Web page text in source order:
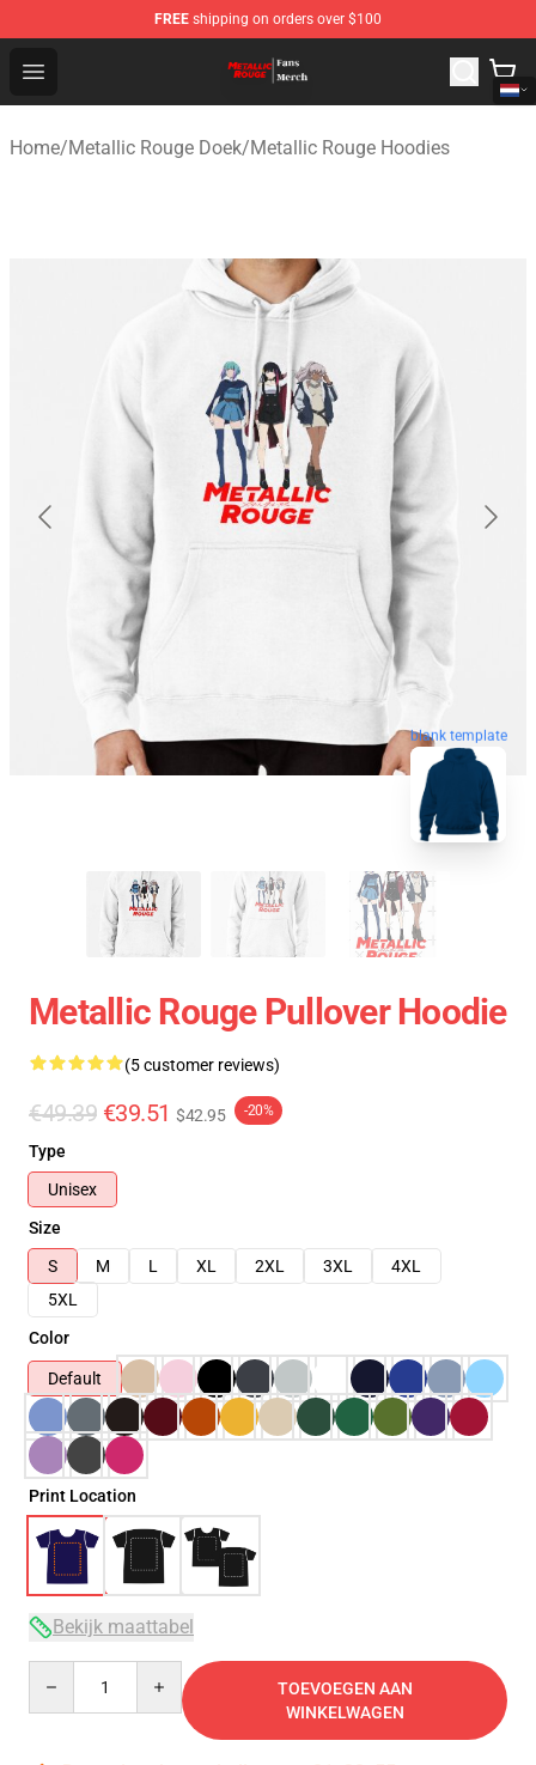
FREE shipping on orders over $100
Open menu
Metallic Rouge Store - Official Metallic Rouge
Home/Metallic Rouge Doek/Metallic Rouge Hoodies
blank template
Metallic Rouge Pullover Hoodie
(5 customer reviews)
€49.39 €39.51 $42.95 -20%
Type
Unisex
Size
S
M L XL 2XL 3XL
4XL
5XL
Color
Default
Print Location
Bekijk maattabel
TOEVOEGEN AAN
WINKELWAGEN